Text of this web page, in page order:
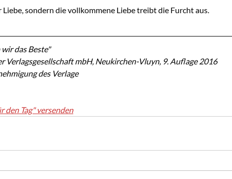
sondern die vollkommene Liebe treibt die Furcht aus.
das Beste"
Verlagsgesellschaft mbH, Neukirchen-Vluyn, 9. Auflage 2016
des Verlage
den Tag" versenden